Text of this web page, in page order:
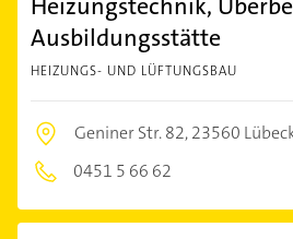
Ausbildungsstätte
HEIZUNGS- UND LÜFTUNGSBAU
Geniner Str. 82,23560
0451 5 66 62